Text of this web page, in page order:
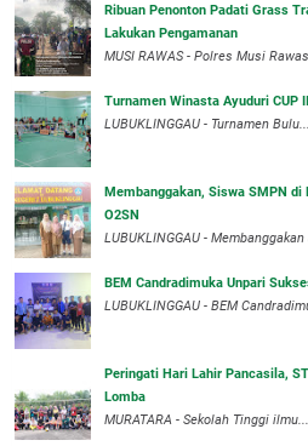
Ribuan Penonton Padati Grass
Lakukan Pengamanan
MUSI RAWAS - Polres Musi
Turnamen Winasta Ayuduri CUP
LUBUKLINGGAU - Turnamen Bulu...
Membanggakan, Siswa SMPN di
O2SN
LUBUKLINGGAU - Membanggakan
BEM Candradimuka Unpari
LUBUKLINGGAU - BEM
Peringati Hari Lahir Pancasila,
Lomba
MURATARA - Sekolah Tinggi ilmu...